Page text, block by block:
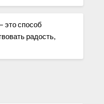
это способ
радость,